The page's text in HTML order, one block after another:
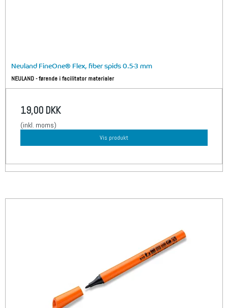
Neuland FineOne® Flex, fiber spids 0.5-3 mm
NEULAND - førende i facilitator materialer
19,00 DKK
(inkl. moms)
Vis produkt